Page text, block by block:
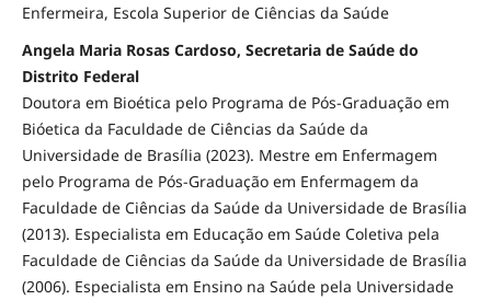
Enfermeira, Escola Superior de Ciências da Saúde
Angela Maria Rosas Cardoso, Secretaria de Saúde do
Distrito Federal
Doutora em Bioética pelo Programa de Pós-Graduação em
Bióetica da Faculdade de Ciências da Saúde da
Universidade de Brasília (2023). Mestre em Enfermagem
pelo Programa de Pós-Graduação em Enfermagem da
Faculdade de Ciências da Saúde da Universidade de Brasília
(2013). Especialista em Educação em Saúde Coletiva pela
Faculdade de Ciências da Saúde da Universidade de Brasília
(2006). Especialista em Ensino na Saúde pela Universidade